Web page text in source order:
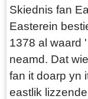
Skiednis fan
Easterein
1378 al waard
neamd. Dat
fan it doarp yn
eastlik